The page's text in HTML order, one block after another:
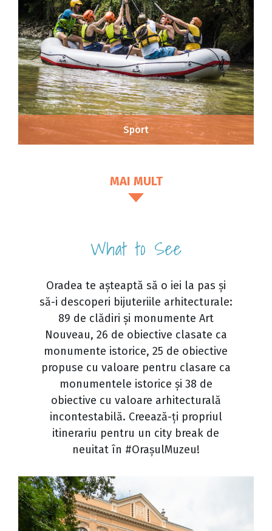
Sport
MAI MULT
What to See
Oradea te așteaptă să o iei la pas și
să-i descoperi bijuteriile arhitecturale:
89 de clădiri și monumente Art
Nouveau, 26 de obiective clasate ca
monumente istorice, 25 de obiective
propuse cu valoare pentru clasare ca
monumentele istorice și 38 de
obiective cu valoare arhitecturală
incontestabilă. Creează-ți propriul
itinerariu pentru un city break de
neuitat în #OrașulMuzeu!